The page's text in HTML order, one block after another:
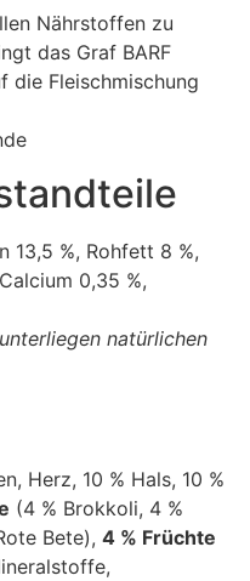
Nährstoffen zu
das Graf BARF
die Fleischmischung
13,5 %, Rohfett 8 %,
0,35 %,
natürlichen
Herz, 10 % Hals, 10 %
(4 % Brokkoli, 4 %
Bete), 4 % Früchte